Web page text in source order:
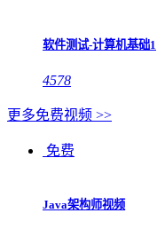
软件测试-计算机基础1
4578
更多免费视频 >>
免费
Java架构师视频